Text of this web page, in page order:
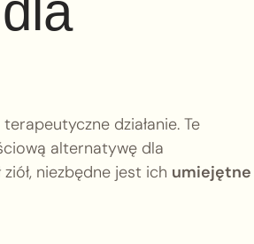
działanie. Te
alternatywę dla
niezbędne jest ich umiejętne